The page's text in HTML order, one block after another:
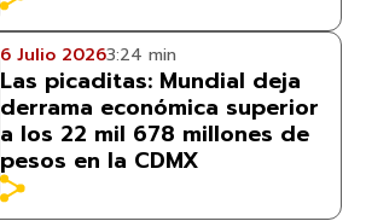
6 Julio 20263:24 min
Las picaditas: Mundial deja
derrama económica superior
a los 22 mil 678 millones de
pesos en la CDMX